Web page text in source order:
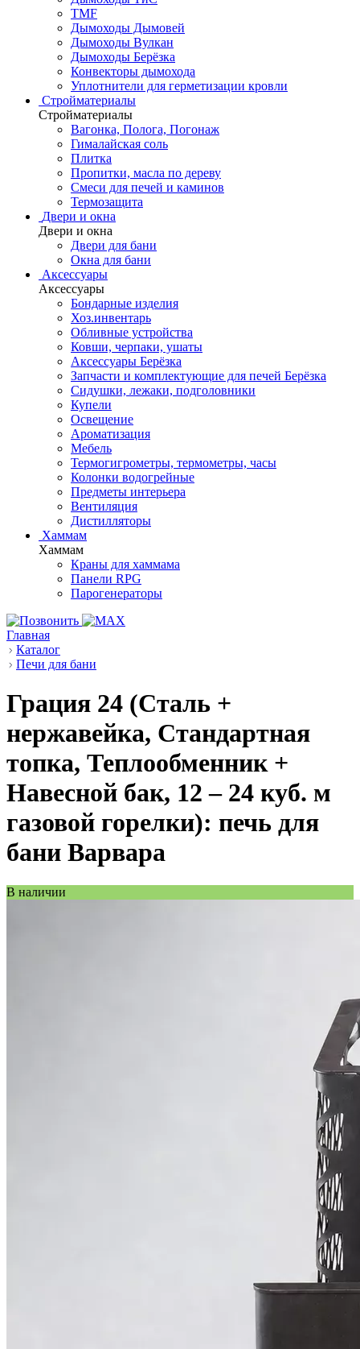
TMF
Дымоходы Дымовей
Дымоходы Вулкан
Дымоходы Берёзка
Конвекторы дымохода
Уплотнители для герметизации кровли
Стройматериалы
Стройматериалы
Вагонка, Полога, Погонаж
Гималайская соль
Плитка
Пропитки, масла по дереву
Смеси для печей и каминов
Термозащита
Двери и окна
Двери и окна
Двери для бани
Окна для бани
Аксессуары
Аксессуары
Бондарные изделия
Хоз.инвентарь
Обливные устройства
Ковши, черпаки, ушаты
Аксессуары Берёзка
Запчасти и комплектующие для печей Берёзка
Сидушки, лежаки, подголовники
Купели
Освещение
Ароматизация
Мебель
Термогигрометры, термометры, часы
Колонки водогрейные
Предметы интерьера
Вентиляция
Дистилляторы
Хаммам
Хаммам
Краны для хаммама
Панели RPG
Парогенераторы
Главная
Каталог
Печи для бани
Грация 24 (Сталь +
нержавейка, Стандартная
топка, Теплообменник +
Навесной бак, 12 – 24 куб. м
газовой горелки): печь для
бани Варвара
В наличии